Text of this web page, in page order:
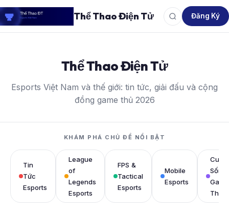
Thể Thao Điện Tử Đăng Ký
Thể Thao Điện Tử
Esports Việt Nam và thế giới: tin tức, giải đấu và cộng
đồng game thủ 2026
KHÁM PHÁ CHỦ ĐỀ NỔI BẬT
Tin
Tức
Esports
League
of
Legends
Esports
FPS &
Tactical
Esports
Mobile
Esports
Cuộc
Sống
Game
Thủ